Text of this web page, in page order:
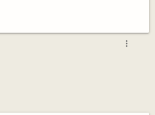
more_vert